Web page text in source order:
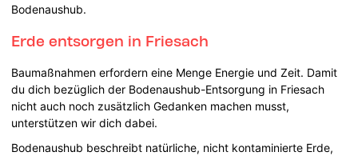
Bodenaushub.
Erde entsorgen in Friesach
Baumaßnahmen erfordern eine Menge Energie und Zeit. Damit
du dich bezüglich der Bodenaushub-Entsorgung in Friesach
nicht auch noch zusätzlich Gedanken machen musst,
unterstützen wir dich dabei.
Bodenaushub beschreibt natürliche, nicht kontaminierte Erde,